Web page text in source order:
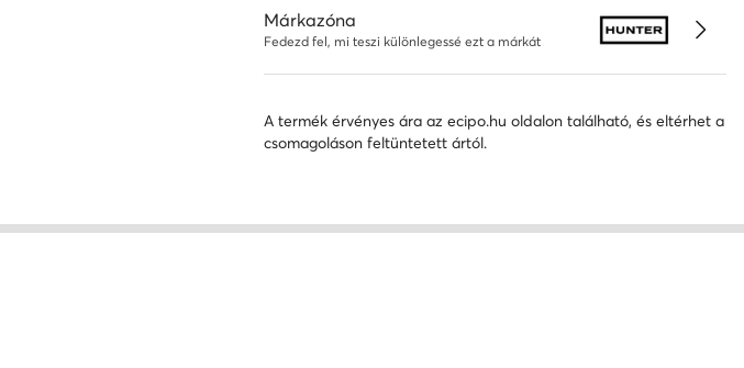
Márkazóna
Fedezd fel, mi teszi különlegessé ezt a márkát
A termék érvényes ára az ecipo.hu oldalon található, és eltérhet a
csomagoláson feltüntetett ártól.